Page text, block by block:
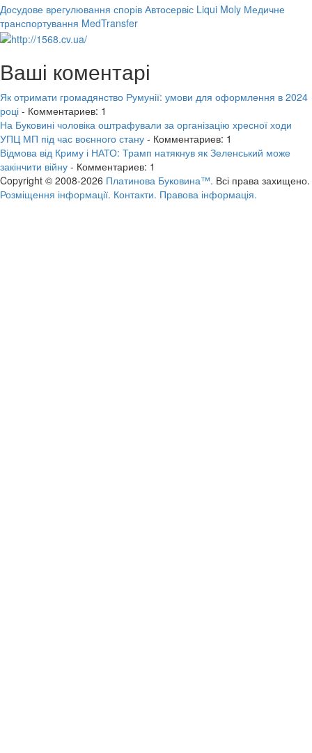
Досудове врегулювання спорів Автосервіс Liqui Moly Медичне
транспортування MedTransfer
Ваші коментарі
Як отримати громадянство Румунії: умови для оформлення в 2024
році - Комментариев: 1
На Буковині чоловіка оштрафували за організацію хресної ходи
УПЦ МП під час воєнного стану - Комментариев: 1
Відмова від Криму і НАТО: Трамп натякнув як Зеленський може
закінчити війну - Комментариев: 1
Copyright © 2008-2026 Платинова Буковина™. Всі права захищено.
Розміщення інформації. Контакти. Правова інформація.